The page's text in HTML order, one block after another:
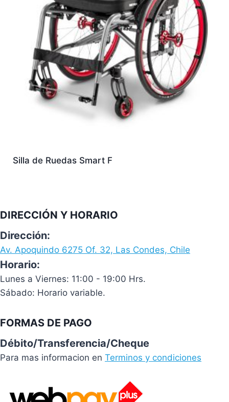
Silla de Ruedas Smart F
DIRECCIÓN Y HORARIO
Dirección:
Av. Apoquindo 6275 Of. 32, Las Condes, Chile
Horario:
Lunes a Viernes: 11:00 - 19:00 Hrs.
Sábado: Horario variable.
FORMAS DE PAGO
Débito/Transferencia/Cheque
Para mas informacion en Terminos y condiciones